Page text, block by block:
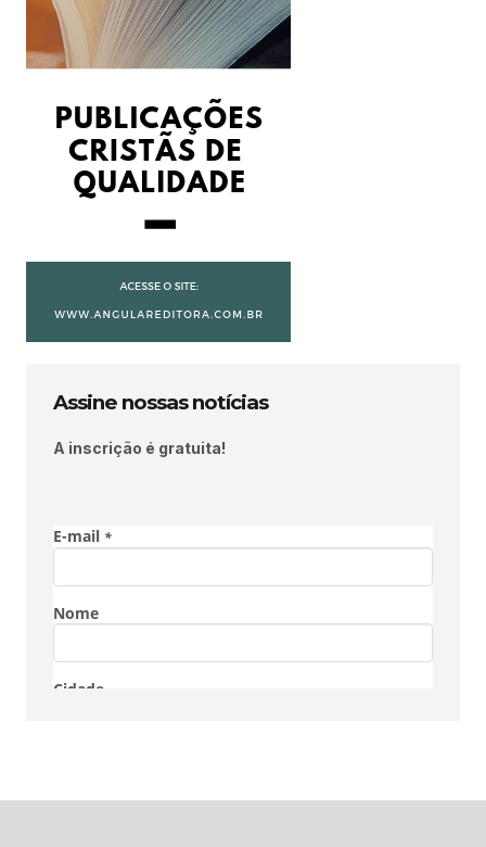
Assine nossas notícias
A inscrição é gratuita!